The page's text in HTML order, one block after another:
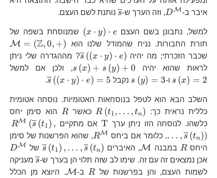
איבר ב-
D^{\mathcal{M}} D M , וזה הערך ש-
\overline{s}
sנותנת לשם העצם.
למשל, נתבונן בשם העצם
\left(x\cdot
y\right)\cdot
e
(x ⋅ y) ⋅ e
שמנוסחת בשפה של
תורת החבורות. נניח שהמודל שלנו הוא
M = (Z,0, +)
שכבר הזכרתי; מה יהיה
y\right)\cdot
s ((x ⋅ y) ⋅ e)
? מההגדרה שלי ניתן
לראות שהוא יהיה
s (x) + s (y) + 0 , ולכן אם למשל
s (x) = 2 ו- s\left(y\right)=3
s (y) = 3 נקבל s ((x ⋅ y) ⋅ e) = 5
.
השלב הבא הוא לטפל בנוסחאות האטומיות. נוסחה אטומית
כללית נראית כך:
R (t1, … , tn) כאשר R
R הוא סימן יחס
כלשהו. לנוסחה הזו ניתן ערך
\text{T}
T אם מתקיים RM (s (t1) ,
… , s (tn)) , כלומר אם ביחס
R^{\mathcal{M}}
RM
, שהוא הפרשנות של סימן
היחס
R R במבנה \mathcal{M} M, האיברים s (t1) , … , s (tn) של D M
אכן נמצאים זה עם זה. שימו לב שזה תלוי הן בערך ש-sמעניקה
לשמות העצם, והן בפרשנות של
R
R ב- \mathcal{M}
M. היוצא מן הכלל